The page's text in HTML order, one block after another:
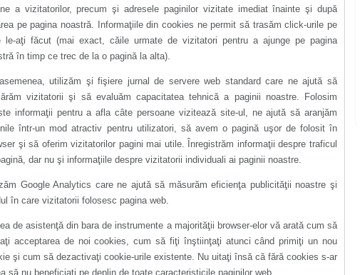
a vizitatorilor, precum şi adresele paginilor vizitate imediat înainte şi după
pe pagina noastră. Informaţiile din cookies ne permit să trasăm click-urile pe
le-aţi făcut (mai exact, căile urmate de vizitatori pentru a ajunge pe pagina
în timp ce trec de la o pagină la alta).
utilizăm şi fişiere jurnal de servere web standard care ne ajută să
vizitatorii şi să evaluăm capacitatea tehnică a paginii noastre. Folosim
informaţii pentru a afla câte persoane vizitează site-ul, ne ajută să aranjăm
într-un mod atractiv pentru utilizatori, să avem o pagină uşor de folosit în
şi să oferim vizitatorilor pagini mai utile. Înregistrăm informaţii despre traficul
dar nu şi informaţiile despre vizitatorii individuali ai paginii noastre.
Google Analytics care ne ajută să măsurăm eficienţa publicităţii noastre şi
în care vizitatorii folosesc pagina web.
de asistenţă din bara de instrumente a majorităţii browser-elor vă arată cum să
acceptarea de noi cookies, cum să fiţi înştiinţaţi atunci când primiţi un nou
şi cum să dezactivaţi cookie-urile existente. Nu uitaţi însă că fără cookies s-ar
să nu beneficiaţi pe deplin de toate caracteristicile paginilor web.